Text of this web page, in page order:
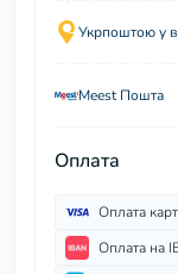
Укрпоштою у
Meest Пошта
Оплата
Оплата
Оплата на